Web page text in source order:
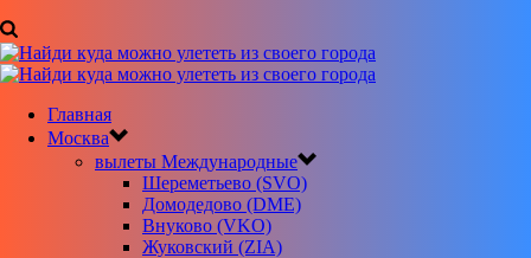
Главная
Москва
вылеты Международные
Шереметьево (SVO)
Домодедово (DME)
Внуково (VKO)
Жуковский (ZIA)